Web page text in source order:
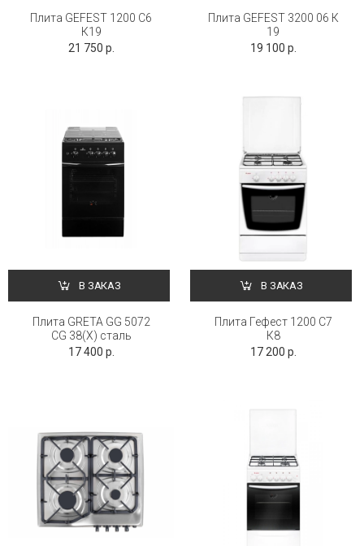
Плита GEFEST 1200 С6
К19
21 750 р.
Плита GEFEST 3200 06 К
19
19 100 р.
В ЗАКАЗ
Плита GRETA GG 5072
CG 38(X) сталь
17 400 р.
В ЗАКАЗ
Плита Гефест 1200 С7
К8
17 200 р.